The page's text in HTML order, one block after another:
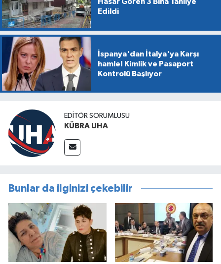
Edildi
İspanya'dan İtalya'ya Karşı
hamle! Kimlik ve Pasaport
Kontrolü Başlıyor
EDİTÖR SORUMLUSU
KÜBRA UHA
Bunlar da ilginizi çekebilir